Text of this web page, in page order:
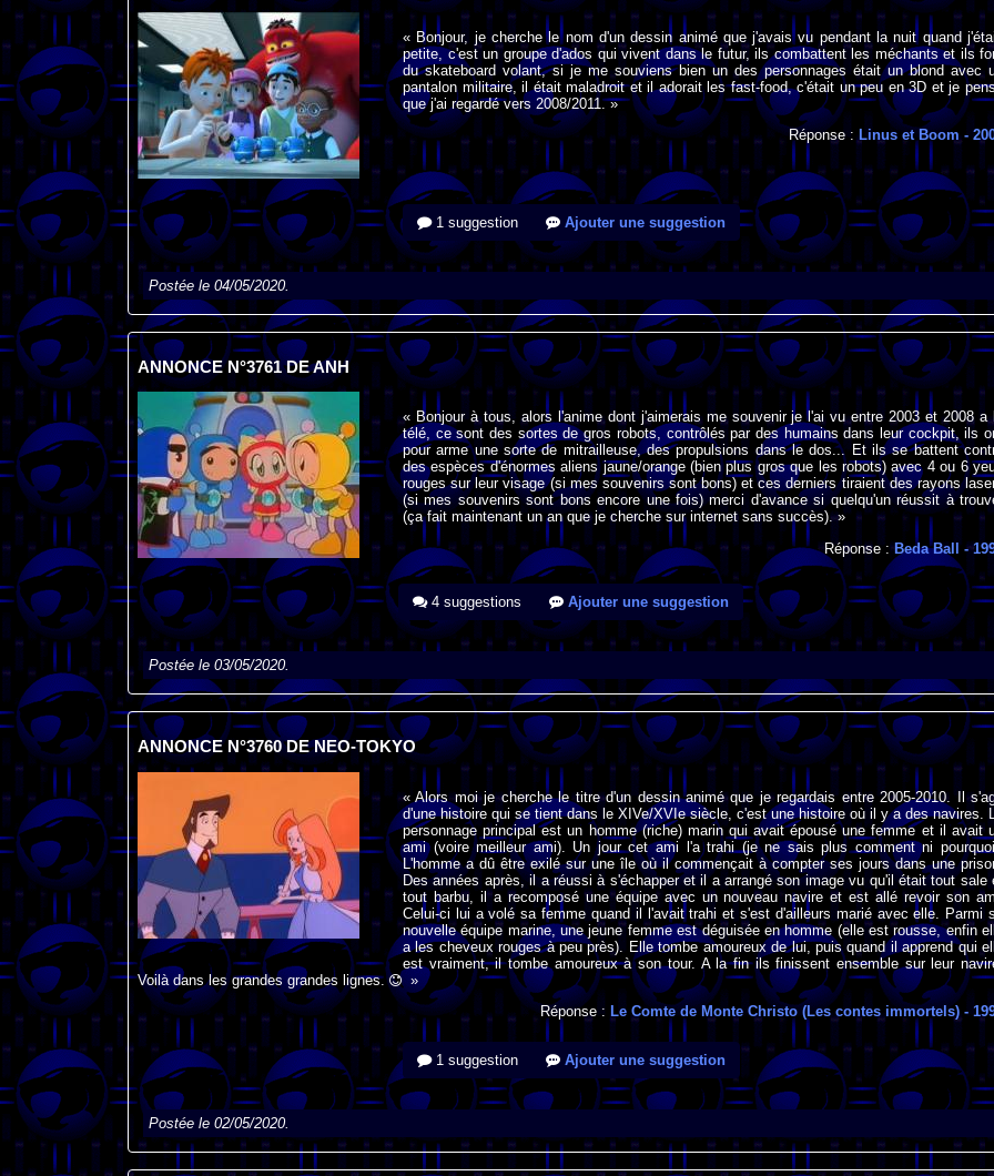
« Bonjour, je cherche le nom d'un dessin animé que j'avais vu pendant la nuit quand
petite, c'est un groupe d'ados qui vivent dans le futur, ils combattent les méchants et ils
du skateboard volant, si je me souviens bien un des personnages était un blond avec
pantalon militaire, il était maladroit et il adorait les fast-food, c'était un peu en 3D et je
que j'ai regardé vers 2008/2011. »
Réponse :Linus et Boom-
1 suggestion Ajouter une suggestion
Postée le 04/05/2020.
ANNONCE N°3761 DE ANH
« Bonjour à tous, alors l'anime dont j'aimerais me souvenir je l'ai vu entre 2003 et 2008 a
télé, ce sont des sortes de gros robots, contrôlés par des humains dans leur cockpit, ils
pour arme une sorte de mitrailleuse, des propulsions dans le dos... Et ils se battent
des espèces d'énormes aliens jaune/orange (bien plus gros que les robots) avec 4 ou 6
rouges sur leur visage (si mes souvenirs sont bons) et ces derniers tiraient des rayons
(si mes souvenirs sont bons encore une fois) merci d'avance si quelqu'un réussit à
(ça fait maintenant un an que je cherche sur internet sans succès). »
Réponse :Beda Ball-
4 suggestions Ajouter une suggestion
Postée le 03/05/2020.
ANNONCE N°3760 DE NEO-TOKYO
« Alors moi je cherche le titre d'un dessin animé que je regardais entre 2005-2010. Il
d'une histoire qui se tient dans le XIVe/XVIe siècle, c'est une histoire où il y a des navires.
personnage principal est un homme (riche) marin qui avait épousé une femme et il avait
ami (voire meilleur ami). Un jour cet ami l'a trahi (je ne sais plus comment ni
L'homme a dû être exilé sur une île où il commençait à compter ses jours dans une
Des années après, il a réussi à s'échapper et il a arrangé son image vu qu'il était tout sale
tout barbu, il a recomposé une équipe avec un nouveau navire et est allé revoir son
Celui-ci lui a volé sa femme quand il l'avait trahi et s'est d'ailleurs marié avec elle. Parmi
nouvelle équipe marine, une jeune femme est déguisée en homme (elle est rousse, enfin
a les cheveux rouges à peu près). Elle tombe amoureux de lui, puis quand il apprend qui
est vraiment, il tombe amoureux à son tour. A la fin ils finissent ensemble sur leur
Voilà dans les grandes grandes lignes.
»
Réponse : Le Comte de Monte Christo (Les contes immortels)-
1 suggestion Ajouter une suggestion
Postée le 02/05/2020.